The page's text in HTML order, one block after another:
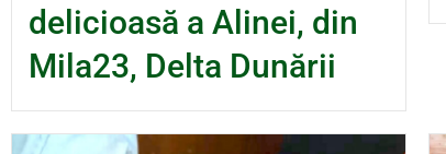
delicioasă a Alinei, din
Mila23, Delta Dunării